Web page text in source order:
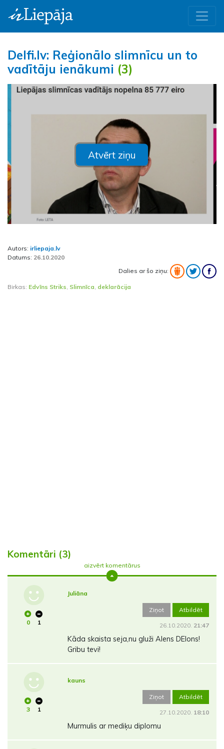
Delfi.lv: Reģionālo slimnīcu un to
vadītāju ienākumi (3)
Atvērt ziņu
Autors: irliepaja.lv
Datums: 26.10.2020
Dalies ar šo ziņu:
Birkas: Edvīns Striks, Slimnīca, deklarācija
Komentāri (3)
aizvērt komentārus
0 1
Juliāna
Ziņot Atbildēt
26.10.2020. 21:47
Kāda skaista seja,nu gluži Alens DElons!
Gribu tevi!
3 1
kauns
Ziņot Atbildēt
27.10.2020. 18:10
Murmulis ar mediķu diplomu